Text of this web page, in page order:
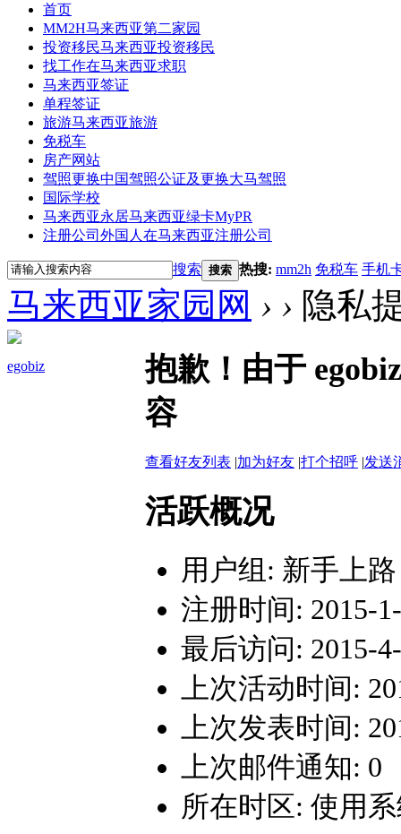
首页
MM2H马来西亚第二家园
投资移民马来西亚投资移民
找工作在马来西亚求职
马来西亚签证
单程签证
旅游马来西亚旅游
免税车
房产网站
驾照更换中国驾照公证及更换大马驾照
国际学校
马来西亚永居马来西亚绿卡MyPR
注册公司 外国人在马来西亚注册公司
搜索 搜索 热搜: mm2h 免税车 手机
马来西亚家园网 › › 隐私
egobiz
抱歉！由于
容
查看好友列表 |加为好友 |打个招呼 |发送
活跃概况
用户组: 新手上路
注册时间: 2015-
最后访问: 2015-
上次活动时间:
上次发表时间:
上次邮件通知: 0
所在时区: 使用